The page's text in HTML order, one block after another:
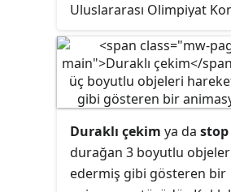
Uluslararası Olimpiyat
düzenlenen etkinlik.
Duraklı çekim ya da
durağan 3 boyutlu
edermiş gibi gösteren bir